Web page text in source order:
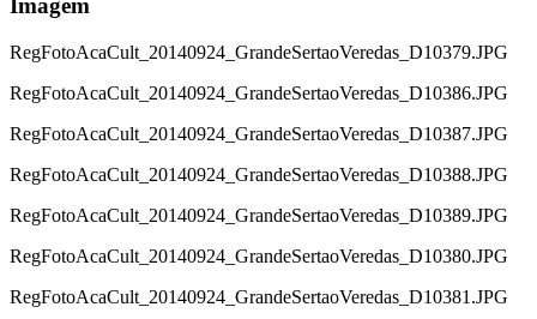
Imagem
RegFotoAcaCult_20140924_GrandeSertaoVeredas_D10379.JPG
RegFotoAcaCult_20140924_GrandeSertaoVeredas_D10386.JPG
RegFotoAcaCult_20140924_GrandeSertaoVeredas_D10387.JPG
RegFotoAcaCult_20140924_GrandeSertaoVeredas_D10388.JPG
RegFotoAcaCult_20140924_GrandeSertaoVeredas_D10389.JPG
RegFotoAcaCult_20140924_GrandeSertaoVeredas_D10380.JPG
RegFotoAcaCult_20140924_GrandeSertaoVeredas_D10381.JPG